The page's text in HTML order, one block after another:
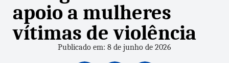
apoio a mulheres
vítimas de violência
Publicado em: 8 de junho de 2026